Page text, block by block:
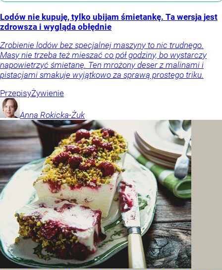
Lodów nie kupuję, tylko ubijam śmietankę. Ta wersja jest
zdrowsza i wygląda obłędnie
Zrobienie lodów bez specjalnej maszyny to nic trudnego.
Masy nie trzeba też mieszać co pół godziny, bo wystarczy
napowietrzyć śmietanę. Ten mrożony deser z malinami i
pistacjami smakuje wyjątkowo za sprawą prostego triku.
PrzepisyŻywienie
Anna Rokicka-Żuk